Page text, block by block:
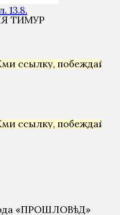
13.8.
ТИМУР
побеждай →
побеждай →
«ПРОШЛОВѣД»